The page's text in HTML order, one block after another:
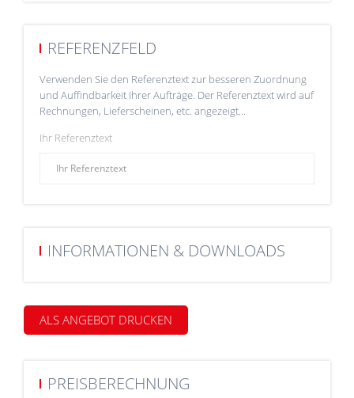
REFERENZFELD
Verwenden Sie den Referenztext zur besseren Zuordnung
und Auffindbarkeit Ihrer Aufträge. Der Referenztext wird auf
Rechnungen, Lieferscheinen, etc. angezeigt...
Ihr Referenztext
INFORMATIONEN & DOWNLOADS
ALS ANGEBOT DRUCKEN
PREISBERECHNUNG